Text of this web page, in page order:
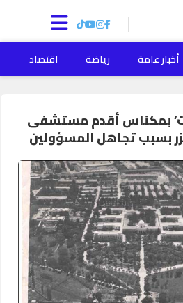
أخبار عامة رياضة اقتصاد
بمكناس أقدم مستشفى
بسبب تجاهل المسؤولين